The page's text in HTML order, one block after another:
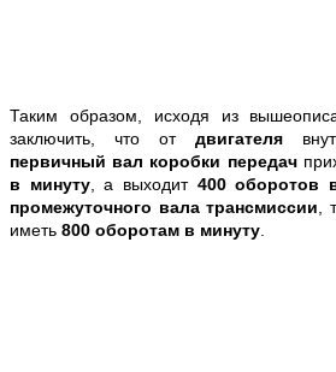
Таким образом, исходя из
заключить, что от двигателя
первичный вал коробки передач
в минуту, а выходит 400 оборотов
промежуточного вала трансмиссии ,
иметь 800 оборотам в минуту